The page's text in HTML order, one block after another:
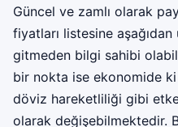
Güncel ve zamlı olarak
fiyatları listesine
gitmeden bilgi sahibi
bir nokta ise ekonomide
döviz hareketliliği gibi
olarak değişebilmektedir.